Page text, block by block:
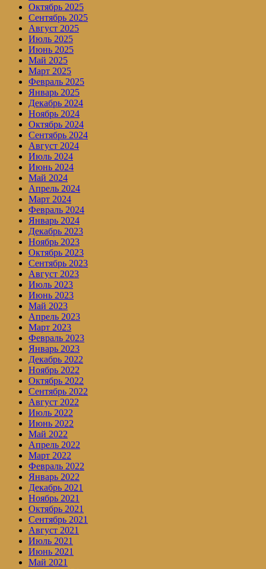
Октябрь 2025
Сентябрь 2025
Август 2025
Июль 2025
Июнь 2025
Май 2025
Март 2025
Февраль 2025
Январь 2025
Декабрь 2024
Ноябрь 2024
Октябрь 2024
Сентябрь 2024
Август 2024
Июль 2024
Июнь 2024
Май 2024
Апрель 2024
Март 2024
Февраль 2024
Январь 2024
Декабрь 2023
Ноябрь 2023
Октябрь 2023
Сентябрь 2023
Август 2023
Июль 2023
Июнь 2023
Май 2023
Апрель 2023
Март 2023
Февраль 2023
Январь 2023
Декабрь 2022
Ноябрь 2022
Октябрь 2022
Сентябрь 2022
Август 2022
Июль 2022
Июнь 2022
Май 2022
Апрель 2022
Март 2022
Февраль 2022
Январь 2022
Декабрь 2021
Ноябрь 2021
Октябрь 2021
Сентябрь 2021
Август 2021
Июль 2021
Июнь 2021
Май 2021